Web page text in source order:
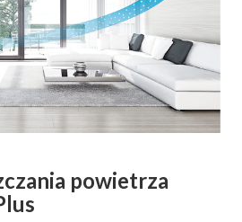
powietrza